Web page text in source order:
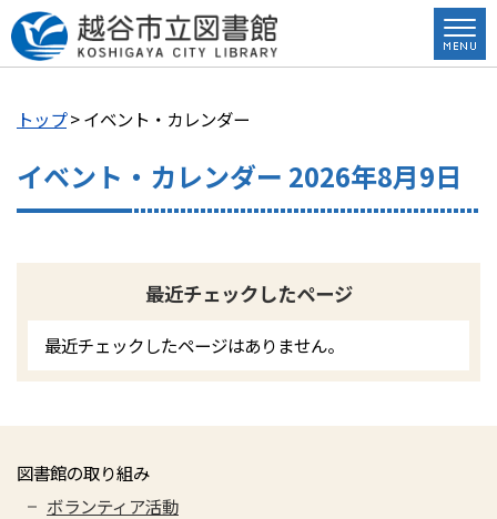
トップ> イベント・カレンダー
イベント・カレンダー 2026年8月9日
最近チェックしたページ
最近チェックしたページはありません。
図書館の取り組み
ボランティア活動